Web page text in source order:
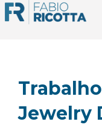
Jewelry